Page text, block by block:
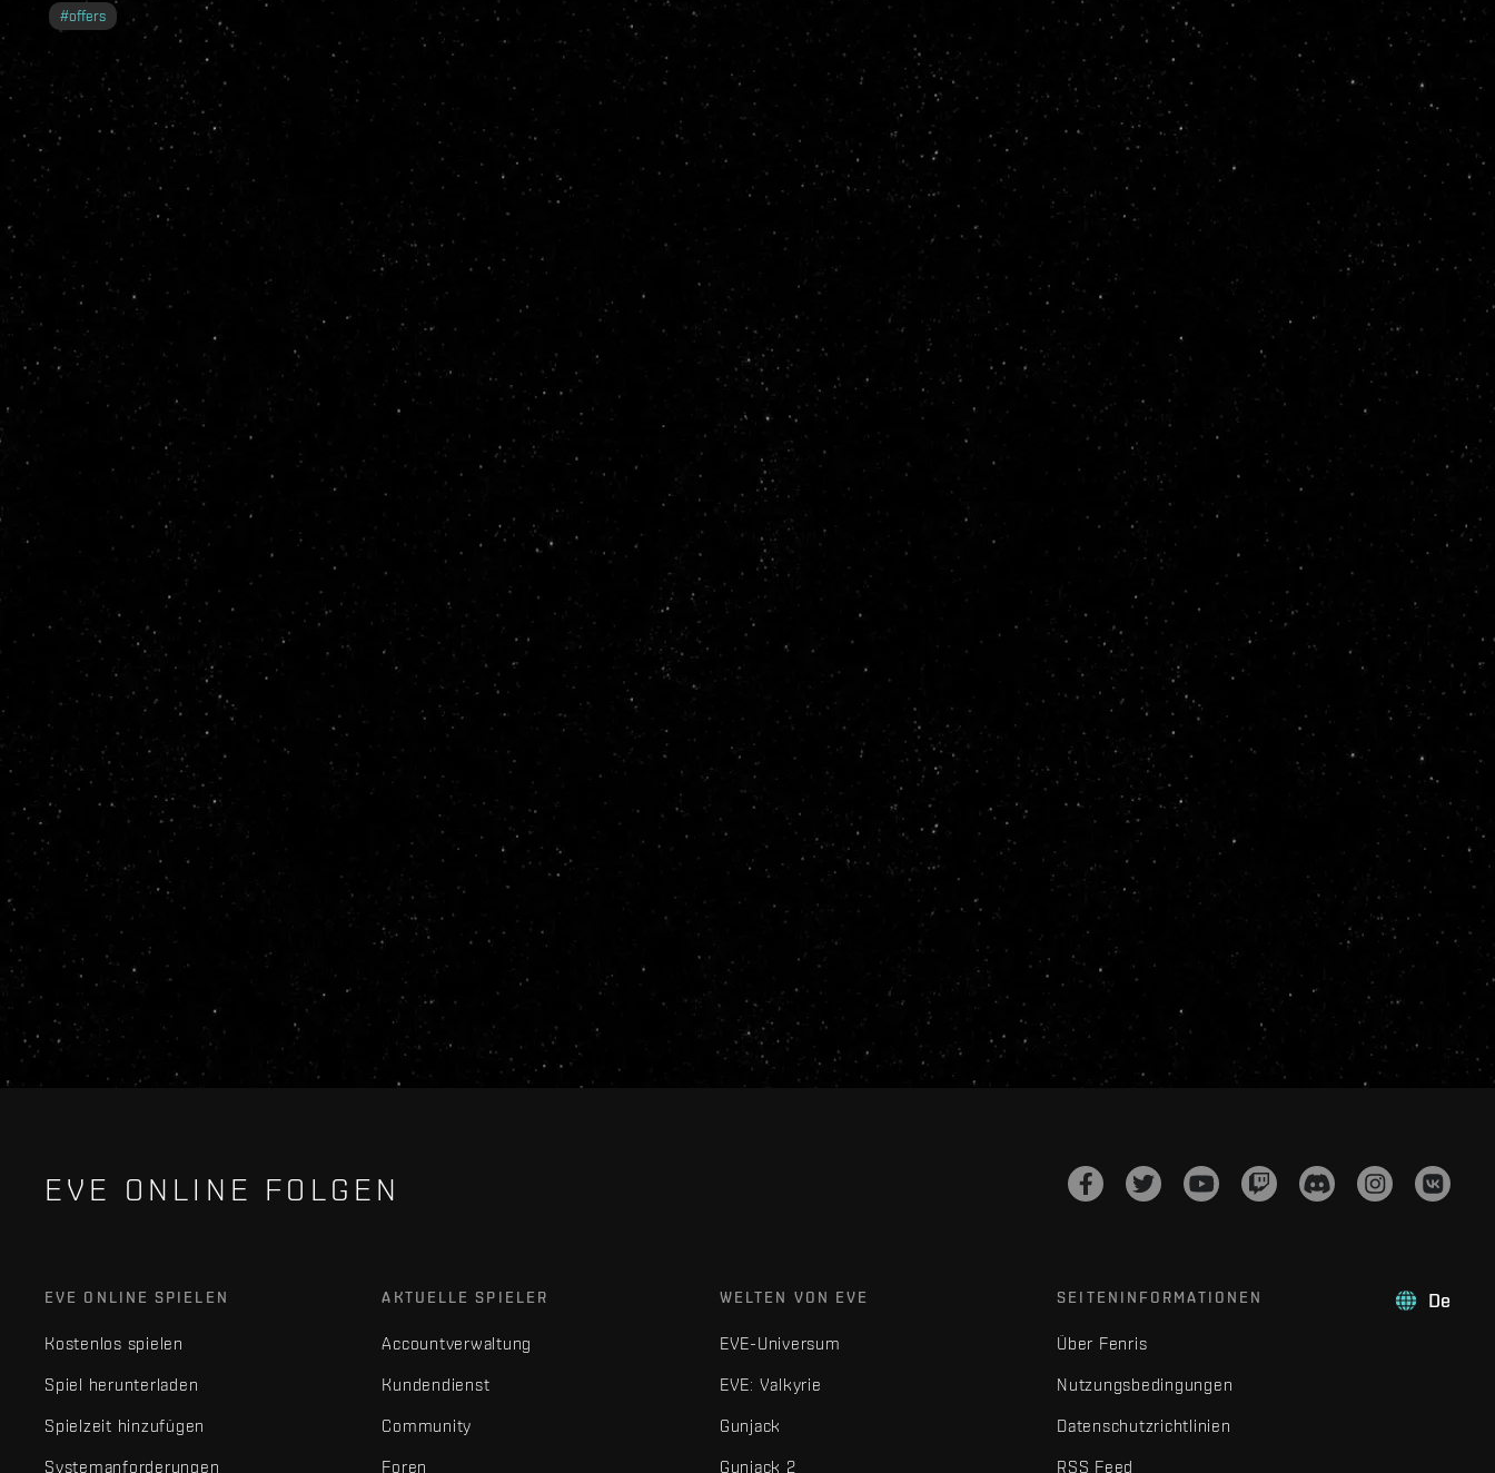
#offers
EVE ONLINE FOLGEN
De
EVE ONLINE SPIELEN
Kostenlos spielen
Spiel herunterladen
Spielzeit hinzufügen
Systemanforderungen
AKTUELLE SPIELER
Accountverwaltung
Kundendienst
Community
Foren
WELTEN VON EVE
EVE-Universum
EVE: Valkyrie
Gunjack
Gunjack 2
SEITENINFORMATIONEN
Über Fenris
Nutzungsbedingungen
Datenschutzrichtlinien
RSS Feed